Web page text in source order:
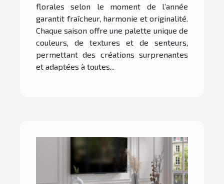
florales selon le moment de l’année
garantit fraîcheur, harmonie et originalité.
Chaque saison offre une palette unique de
couleurs, de textures et de senteurs,
permettant des créations surprenantes
et adaptées à toutes...